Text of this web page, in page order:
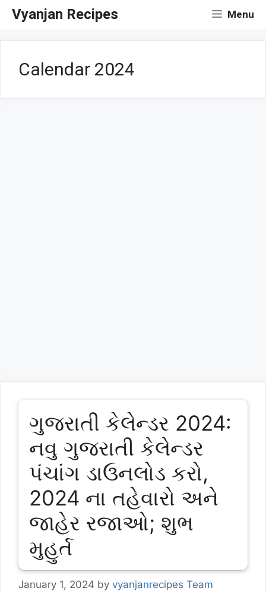
SkipVyanjan Recipes Menu
Calendar 2024
ગુજરાતી કેલેન્ડર 2024:
નવુ ગુજરાતી કેલેન્ડર
પંચાંગ ડાઉનલોડ કરો,
2024 ના તહેવારો અને
જાહેર રજાઓ; શુભ
મુહુર્ત
January 1, 2024 by vyanjanrecipes Team